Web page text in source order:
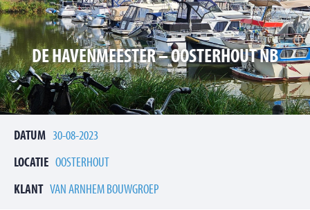
DE HAVENMEESTER – OOSTERHOUT NB
DATUM 30-08-2023
LOCATIE OOSTERHOUT
KLANT VAN ARNHEM BOUWGROEP